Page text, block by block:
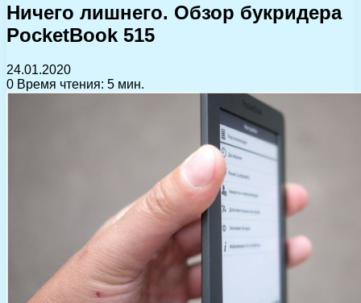
Ничего лишнего. Обзор букридера
PocketBook 515
24.01.2020
0 Время чтения: 5 мин.